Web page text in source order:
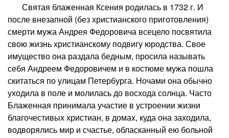
Святая блаженная Ксения родилась в 1732 г. И
после внезапной (без христианского приготовления)
смерти мужа Андрея Федоровича всецело посвятила
свою жизнь христианскому подвигу юродства. Свое
имущество она раздала бедным, просила называть
себя Андреем Федоровичем и в костюме мужа пошла
скитаться по улицам Петербурга. Ночами она обычно
уходила в поле и молилась до восхода солнца. Часто
Блаженная принимала участие в устроении жизни
благочестивых христиан, в домах, куда она заходила,
водворялись мир и счастье, обласканный ею больной